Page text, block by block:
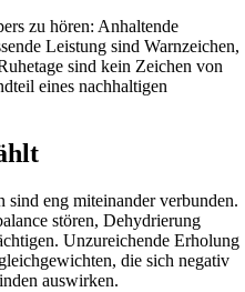
zu hören: Anhaltende
Leistung sind Warnzeichen,
sind kein Zeichen von
eines nachhaltigen
sind eng miteinander verbunden.
stören, Dehydrierung
Unzureichende Erholung
die sich negativ
auswirken.